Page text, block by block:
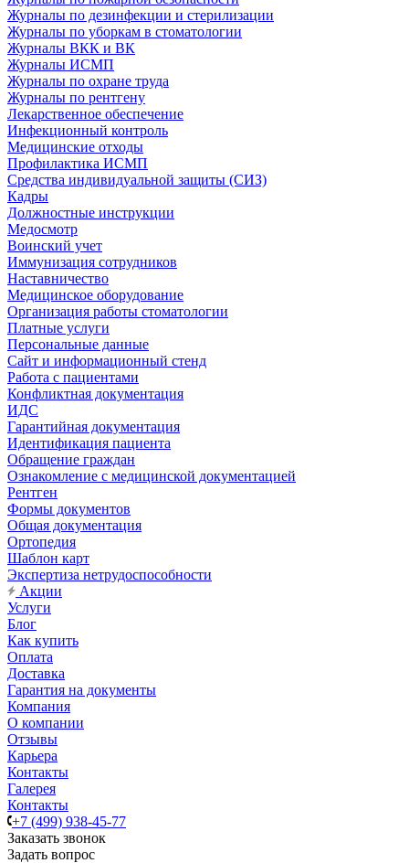
Журналы по дезинфекции и стерилизации
Журналы по уборкам в стоматологии
Журналы ВКК и ВК
Журналы ИСМП
Журналы по охране труда
Журналы по рентгену
Лекарственное обеспечение
Инфекционный контроль
Медицинские отходы
Профилактика ИСМП
Средства индивидуальной защиты (СИЗ)
Кадры
Должностные инструкции
Медосмотр
Воинский учет
Иммунизация сотрудников
Наставничество
Медицинское оборудование
Организация работы стоматологии
Платные услуги
Персональные данные
Сайт и информационный стенд
Работа с пациентами
Конфликтная документация
ИДС
Гарантийная документация
Идентификация пациента
Обращение граждан
Ознакомление с медицинской документацией
Рентген
Формы документов
Общая документация
Ортопедия
Шаблон карт
Экспертиза нетрудоспособности
Акции
Услуги
Блог
Как купить
Оплата
Доставка
Гарантия на документы
Компания
О компании
Отзывы
Карьера
Контакты
Галерея
Контакты
+7 (499) 938-45-77
Заказать звонок
Задать вопрос